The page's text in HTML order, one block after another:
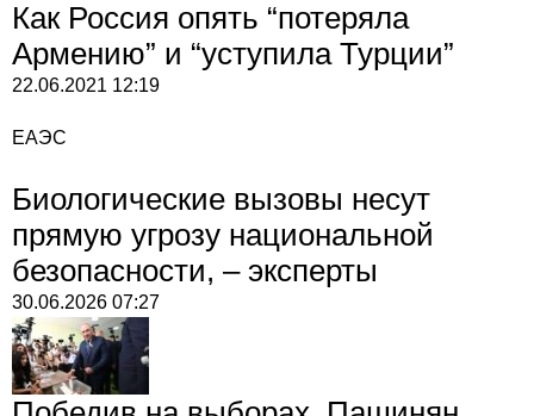
Как Россия опять “потеряла
Армению” и “уступила Турции”
22.06.2021 12:19
ЕАЭС
Биологические вызовы несут
прямую угрозу национальной
безопасности, – эксперты
30.06.2026 07:27